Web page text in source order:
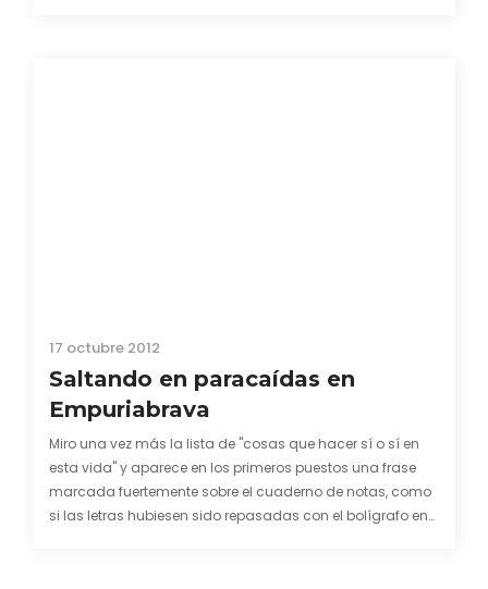
17 octubre 2012
Saltando en paracaídas en
Empuriabrava
Miro una vez más la lista de "cosas que hacer sí o sí en
esta vida" y aparece en los primeros puestos una frase
marcada fuertemente sobre el cuaderno de notas, como
si las letras hubiesen sido repasadas con el bolígrafo en